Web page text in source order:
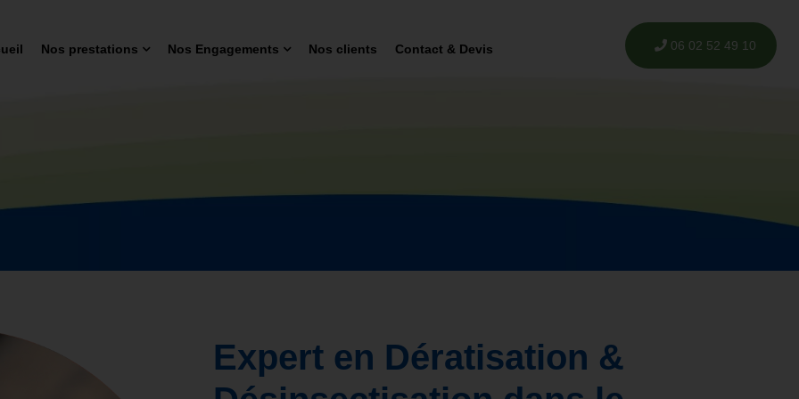
06 02 52 49 10
Nos prestations Nos Engagements Nos clients Contact & Devis
Expert en Dératisation &